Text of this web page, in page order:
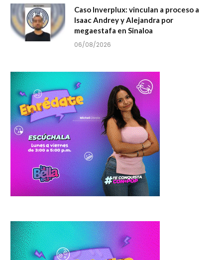
Caso Inverplux: vinculan a proceso a
Isaac Andrey y Alejandra por
megaestafa en Sinaloa
06/08/2026